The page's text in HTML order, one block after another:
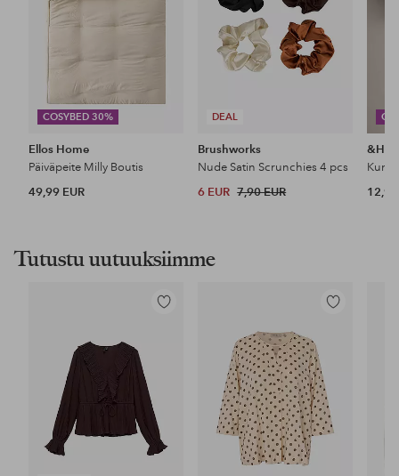
COSYBED 30%
Ellos Home
Päiväpeite Milly Boutis
49,99 EUR
DEAL
Brushworks
Nude Satin Scrunchies 4 pcs
6 EUR 7,90 EUR 12,99
Tutustu uutuuksiimme
Lisää
Lisää